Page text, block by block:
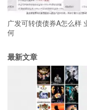
广发可转债债券A怎么样
何
最新文章